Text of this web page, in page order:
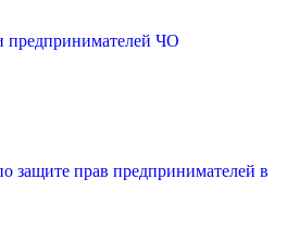
ЧО
защите прав предпринимателей в